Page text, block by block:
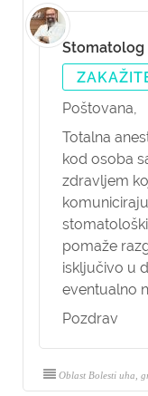
Stomatolog
Poštovana,
Totalna
kod osoba
zdravljem
pomaže
isključivo u
eventualno
Pozdrav
Oblast Bolesti uha,